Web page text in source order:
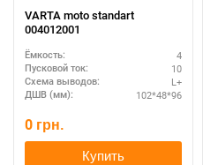
VARTA moto standart
004012001
Ёмкость: 4
Пусковой ток: 10
Схема выводов: L+
ДШВ (мм): 102*48*96
0 грн.
Купить